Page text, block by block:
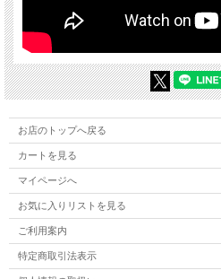
お店のトップへ戻る
カートを見る
マイページへ
お気に入りリストを見る
ご利用案内
特定商取引法表示